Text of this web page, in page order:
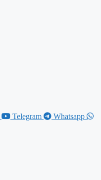
Telegram
Whatsapp